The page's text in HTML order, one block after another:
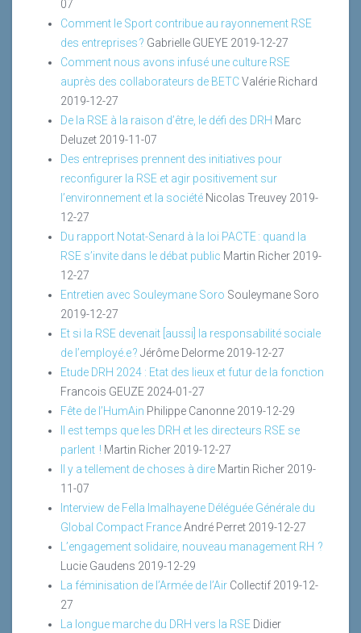
07
Comment le Sport contribue au rayonnement RSE
des entreprises ? Gabrielle GUEYE 2019-12-27
Comment nous avons infusé une culture RSE
auprès des collaborateurs de BETCValérie Richard
2019-12-27
De la RSE à la raison d’être, le défi des DRH Marc
Deluzet 2019-11-07
Des entreprises prennent des initiatives pour
reconfigurer la RSE et agir positivement sur
l’environnement et la société Nicolas Treuvey 2019-
12-27
Du rapport Notat-Senard à la loi PACTE : quand la
RSE s’invite dans le débat public Martin Richer 2019-
12-27
Entretien avec Souleymane Soro Souleymane Soro
2019-12-27
Et si la RSE devenait [aussi] la responsabilité sociale
de l’employé.e ? Jérôme Delorme 2019-12-27
Etude DRH 2024 : Etat des lieux et futur de la fonction
Francois GEUZE 2024-01-27
Fête de l’HumAin Philippe Canonne 2019-12-29
Il est temps que les DRH et les directeurs RSE se
parlent ! Martin Richer 2019-12-27
Il y a tellement de choses à dire Martin Richer 2019-
11-07
Interview de Fella Imalhayene Déléguée Générale du
Global Compact FranceAndré Perret 2019-12-27
L’engagement solidaire, nouveau management RH ?
Lucie Gaudens 2019-12-29
La féminisation de l’Armée de l’Air Collectif 2019-12-
27
La longue marche du DRH vers la RSE Didier